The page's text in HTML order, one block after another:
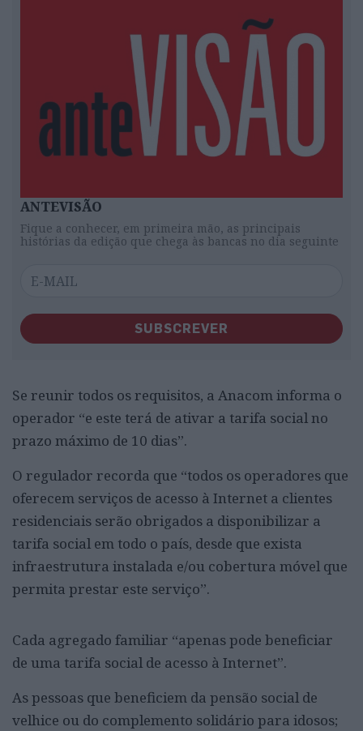
ANTEVISÃO
Fique a conhecer, em primeira mão, as principais
histórias da edição que chega às bancas no dia seguinte
SUBSCREVER
Se reunir todos os requisitos, a Anacom informa o
operador “e este terá de ativar a tarifa social no
prazo máximo de 10 dias”.
O regulador recorda que “todos os operadores que
oferecem serviços de acesso à Internet a clientes
residenciais serão obrigados a disponibilizar a
tarifa social em todo o país, desde que exista
infraestrutura instalada e/ou cobertura móvel que
permita prestar este serviço”.
Cada agregado familiar “apenas pode beneficiar
de uma tarifa social de acesso à Internet”.
As pessoas que beneficiem da pensão social de
velhice ou do complemento solidário para idosos;